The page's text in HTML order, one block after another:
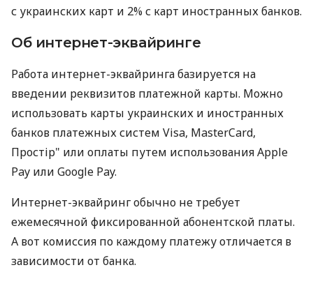
с украинских карт и 2% с карт иностранных банков.
Об интернет-эквайринге
Работа интернет-эквайринга базируется на
введении реквизитов платежной карты. Можно
использовать карты украинских и иностранных
банков платежных систем Visa, MasterCard,
Простір" или оплаты путем использования Apple
Pay или Google Pay.
Интернет-эквайринг обычно не требует
ежемесячной фиксированной абонентской платы.
А вот комиссия по каждому платежу отличается в
зависимости от банка.